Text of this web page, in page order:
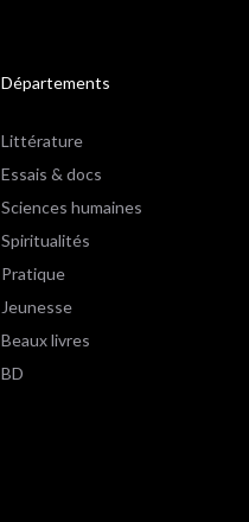
Départements
Littérature
Essais & docs
Sciences humaines
Spiritualités
Pratique
Jeunesse
Beaux livres
BD